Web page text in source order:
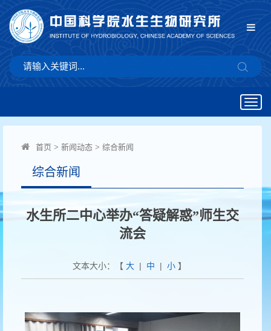
首页 > 新闻动态 > 综合新闻
综合新闻
水生所二中心举办“答疑解惑”师生交
流会
文本大小：【 大| 中 | 小】